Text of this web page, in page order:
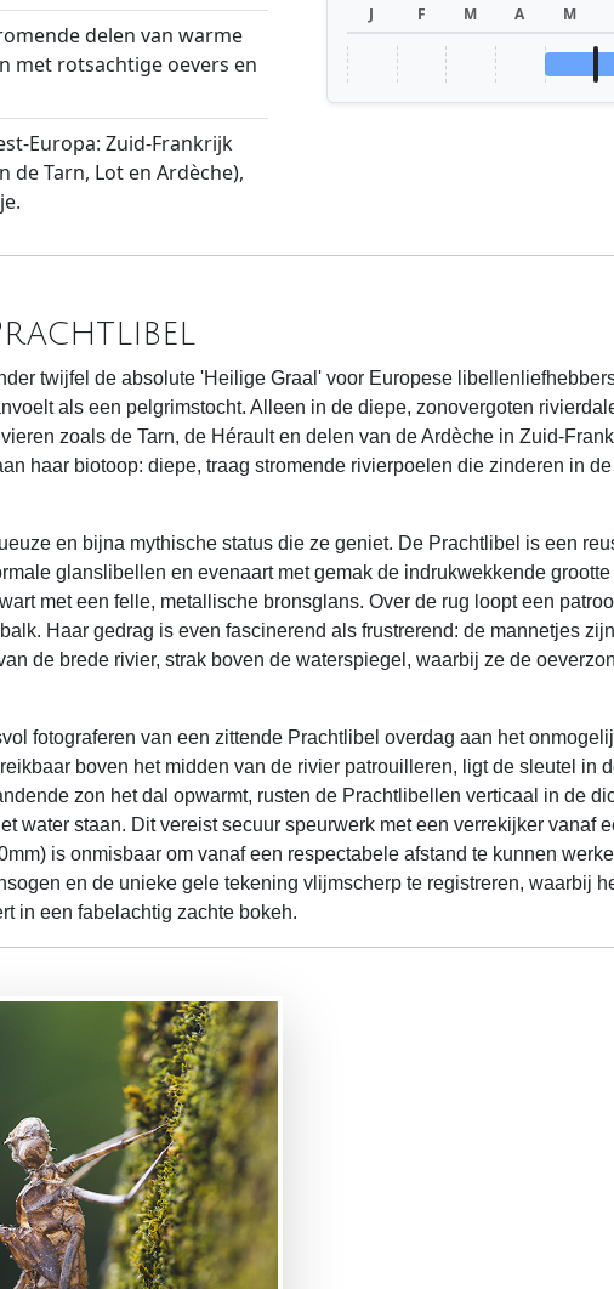
delen van warme
met rotsachtige oevers en
Europa: Zuid-Frankrijk
de Tarn, Lot en Ardèche),
J F M A M
twijfel de absolute 'Heilige Graal' voor Europese
als een pelgrimstocht. Alleen in de diepe, zonovergoten
zoals de Tarn, de Hérault en delen van de Ardèche in Zuid-
haar biotoop: diepe, traag stromende rivierpoelen die zinderen in
en bijna mythische status die ze geniet. De Prachtlibel is een
glanslibellen en evenaart met gemak de indrukwekkende
met een felle, metallische bronsglans. Over de rug loopt een
Haar gedrag is even fascinerend als frustrerend: de mannetjes
de brede rivier, strak boven de waterspiegel, waarbij ze de
fotograferen van een zittende Prachtlibel overdag aan het
boven het midden van de rivier patrouilleren, ligt de sleutel in
zon het dal opwarmt, rusten de Prachtlibellen verticaal in de
water staan. Dit vereist secuur speurwerk met een verrekijker vanaf
is onmisbaar om vanaf een respectabele afstand te kunnen
en de unieke gele tekening vlijmscherp te registreren, waarbij
in een fabelachtig zachte bokeh.